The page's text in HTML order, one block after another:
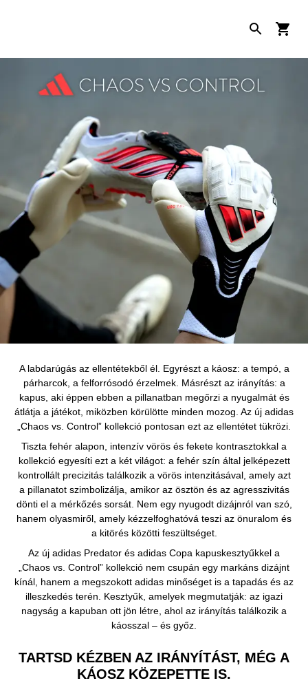
A labdarúgás az ellentétekből él. Egyrészt a káosz: a tempó, a
párharcok, a felforrósodó érzelmek. Másrészt az irányítás: a
kapus, aki éppen ebben a pillanatban megőrzi a nyugalmát és
átlátja a játékot, miközben körülötte minden mozog. Az új adidas
„Chaos vs. Control” kollekció pontosan ezt az ellentétet tükrözi.
Tiszta fehér alapon, intenzív vörös és fekete kontrasztokkal a
kollekció egyesíti ezt a két világot: a fehér szín által jelképezett
kontrollált precizitás találkozik a vörös intenzitásával, amely azt
a pillanatot szimbolizálja, amikor az ösztön és az agresszivitás
dönti el a mérkőzés sorsát. Nem egy nyugodt dizájnról van szó,
hanem olyasmiről, amely kézzelfoghatóvá teszi az önuralom és
a kitörés közötti feszültséget.
Az új adidas Predator és adidas Copa kapuskesztyűkkel a
„Chaos vs. Control” kollekció nem csupán egy markáns dizájnt
kínál, hanem a megszokott adidas minőséget is a tapadás és az
illeszkedés terén. Kesztyűk, amelyek megmutatják: az igazi
nagyság a kapuban ott jön létre, ahol az irányítás találkozik a
káosszal – és győz.
TARTSD KÉZBEN AZ IRÁNYÍTÁST, MÉG A
KÁOSZ KÖZEPETTE IS.